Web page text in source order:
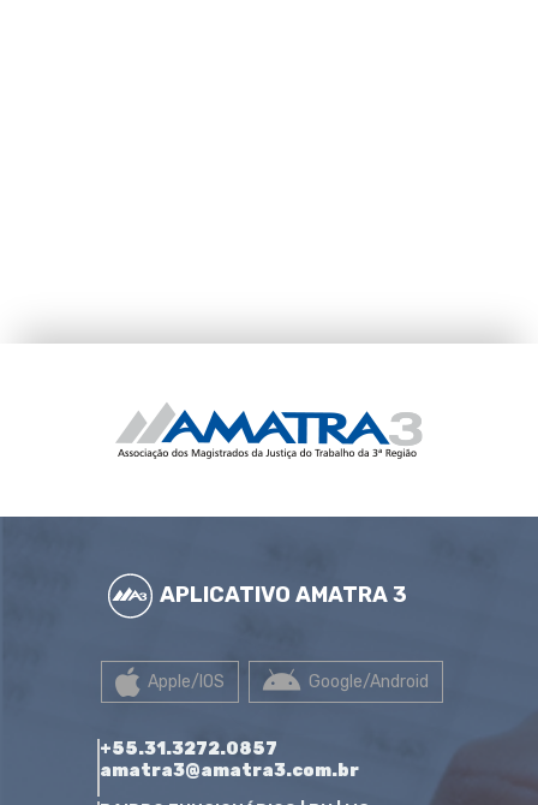
APLICATIVO AMATRA 3
Apple/IOS Google/Android
+55.31.3272.0857
amatra3@amatra3.com.br